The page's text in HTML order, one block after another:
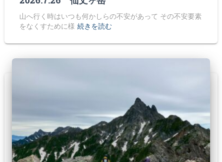
山へ行く時はいつも何かしらの不安があって その不安要素
をなくすために様 続きを読む